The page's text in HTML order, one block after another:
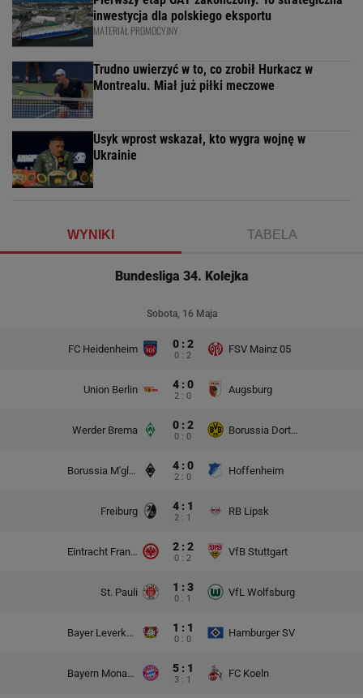
inwestycja dla polskiego eksportu
MATERIAŁ PROMOCYJNY
Trudno uwierzyć w to, co zrobił Hurkacz w
Montrealu. Miał już piłki meczowe
Usyk wprost wskazał, kto wygra wojnę w
Ukrainie
WYNIKI TABELA
Bundesliga 34. Kolejka
Sobota, 16 Maja
FC Heidenheim 0 : 2
0 : 2
FSV Mainz 05
Union Berlin 4 : 0
2 : 0
Augsburg
Werder Brema 0 : 2
0 : 0
Borussia Dortmund
Borussia M'gladbach 4 : 0
2 : 0
Hoffenheim
Freiburg 4 : 1
2 : 1
RB Lipsk
Eintracht Frankfurt 2 : 2
0 : 2
VfB Stuttgart
St. Pauli 1 : 3
0 : 1
VfL Wolfsburg
Bayer Leverkusen 1 : 1
0 : 0
Hamburger SV
Bayern Monachium 5 : 1
3 : 1
FC Koeln